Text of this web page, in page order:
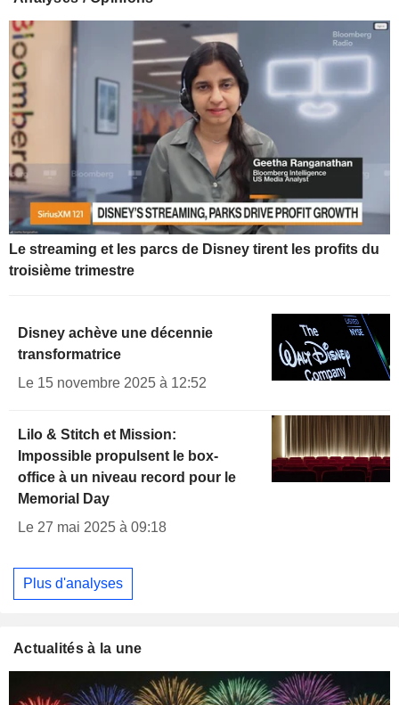
Le streaming et les parcs de Disney tirent les profits du
troisième trimestre
Disney achève une décennie
transformatrice
Le 15 novembre 2025 à 12:52
Lilo & Stitch et Mission:
Impossible propulsent le box-
office à un niveau record pour le
Memorial Day
Le 27 mai 2025 à 09:18
Plus d'analyses
Actualités à la une